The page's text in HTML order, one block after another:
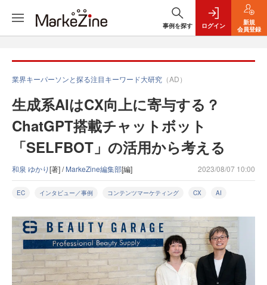
事例を探す ログイン
新規
会員登録
業界キーパーソンと探る注目キーワード大研究 （AD）
生成系AIはCX向上に寄与する？
ChatGPT搭載チャットボット
「SELFBOT」の活用から考える
和泉 ゆかり[著] /MarkeZine編集部[編] 2023/08/07 10:00
EC インタビュー／事例 コンテンツマーケティング CX AI